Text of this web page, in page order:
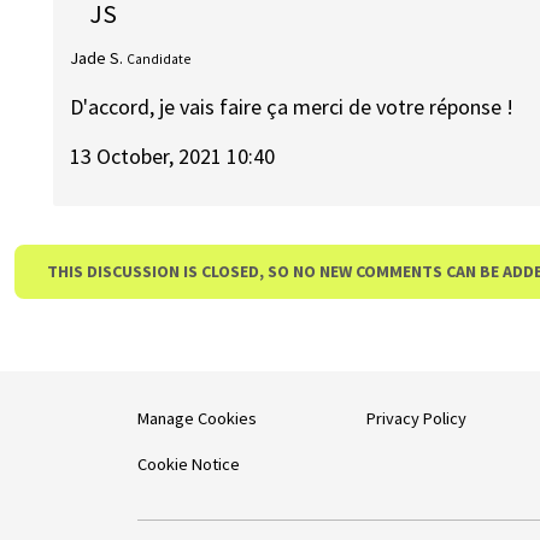
JS
Jade S. Candidate
D'accord, je vais faire ça merci de votre réponse !
13 October, 2021 10:40
THIS DISCUSSION IS CLOSED, SO NO NEW COMMENTS CAN BE
Manage Cookies
Cookie Notice
Privacy Policy